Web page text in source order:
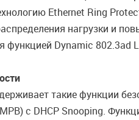
Ethernet Ring
нагрузки и
функцией Dynamic 802.3ad
такие функции
с DHCP Snooping.